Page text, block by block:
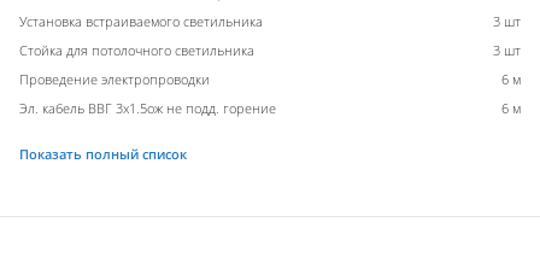
Установка встраиваемого светильника
3 шт
Стойка для потолочного светильника
3 шт
Проведение электропроводки
6 м
Эл. кабель ВВГ 3х1.5ож не подд. горение
6 м
Показать полный список